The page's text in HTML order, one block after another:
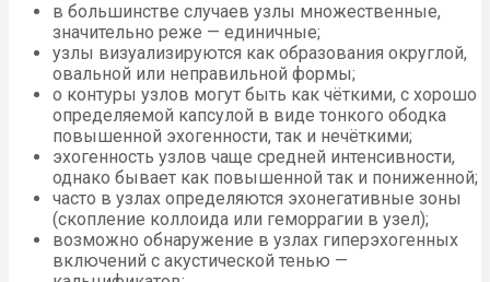
в большинстве случаев узлы множественные,
значительно реже — единичные;
узлы визуализируются как образования округлой,
овальной или неправильной формы;
o контуры узлов могут быть как чёткими, с хорошо
определяемой капсулой в виде тонкого ободка
повышенной эхогенности, так и нечёткими;
эхогенность узлов чаще средней интенсивности,
однако бывает как повышенной так и пониженной;
часто в узлах определяются эхонегативные зоны
(скопление коллоида или геморрагии в узел);
возможно обнаружение в узлах гиперэхогенных
включений с акустической тенью —